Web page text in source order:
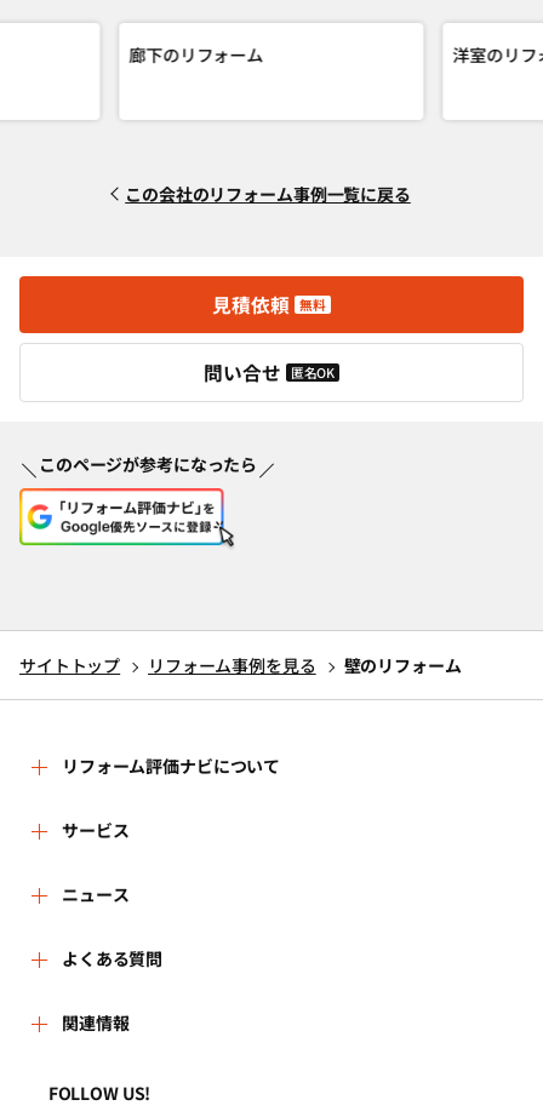
廊下のリフォーム 洋室のリフ
この会社のリフォーム事例一覧に戻る
見積依頼 無料
問い合せ 匿名OK
このページが参考になったら
サイトトップ リフォーム事例を見る 壁のリフォーム
リフォーム評価ナビについて
リフォーム評価ナビとは
運営体制
はじめての方へ
事務局へのお問い合せ
地域の相談窓口のみなさまへ
サービス
リフォーム会社を探す
リフォーム事例を見る
リフォームを相談する
リフォームを学ぶ
ニュース
新着情報
講習会・セミナー
連携機関・企業・団体トピックス
よくある質問
よくある質問
利用規約
関連情報
一般財団法人住まいづくりナビセンター
FOLLOW US!